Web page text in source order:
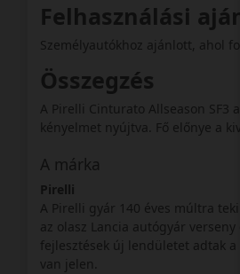
Felhasználási
Személyautókhoz ajánlott, ahol
Összegzés
A Pirelli Cinturato Allseason SF3
kényelmet nyújtva. Fő előnye a
A márka
Pirelli
A Pirelli gyár 140 éves múltra
az olasz Lancia autógyár
fejlesztések új lendületet adtak
van jelen.